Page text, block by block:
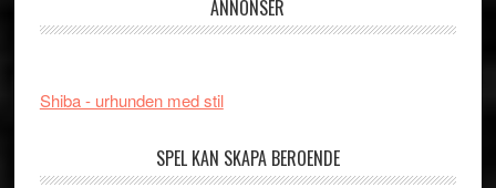
ANNONSER
Shiba - urhunden med stil
SPEL KAN SKAPA BEROENDE